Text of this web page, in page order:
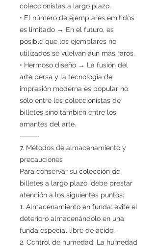
coleccionistas a largo plazo.
• El número de ejemplares emitidos
es limitado → En el futuro, es
posible que los ejemplares no
utilizados se vuelvan aún más raros.
• Hermoso diseño → La fusión del
arte persa y la tecnología de
impresión moderna es popular no
sólo entre los coleccionistas de
billetes sino también entre los
amantes del arte.
⸻
7. Métodos de almacenamiento y
precauciones
Para conservar su colección de
billetes a largo plazo, debe prestar
atención a los siguientes puntos:
1. Almacenamiento en funda: evite el
deterioro almacenándolo en una
funda especial libre de ácido.
2. Control de humedad: La humedad